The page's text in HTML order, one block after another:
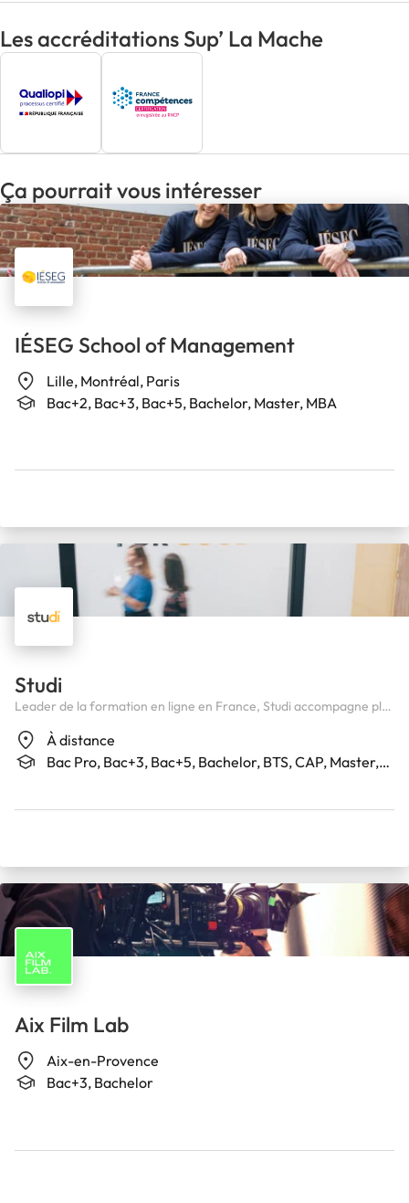
Les accréditations Sup’ La Mache
Ça pourrait vous intéresser
IÉSEG School of Management
Lille, Montréal, Paris
Bac+2, Bac+3, Bac+5, Bachelor, Master, MBA
Studi
Leader de la formation en ligne en France, Studi accompagne plus
du CAP au Bac+5, accessibles 100 % en ligne et adaptées à chaque
projet professionnel.
À distance
Bac Pro, Bac+3, Bac+5, Bachelor, BTS, CAP, Master,
Aix Film Lab
Aix-en-Provence
Bac+3, Bachelor